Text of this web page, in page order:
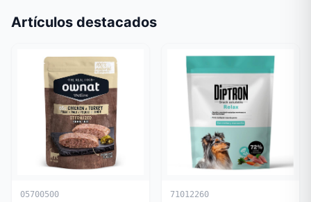
Artículos destacados
05700500 71012260